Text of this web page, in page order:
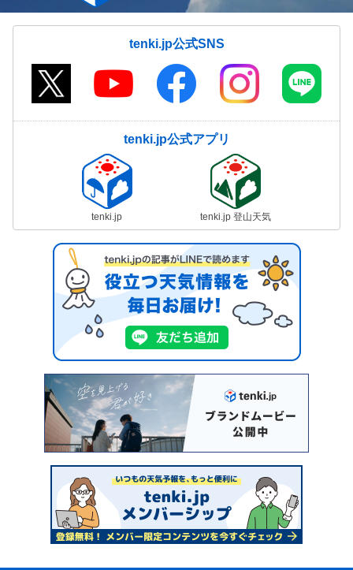
tenki.jp公式SNS
tenki.jp公式アプリ
tenki.jp tenki.jp 登山天気